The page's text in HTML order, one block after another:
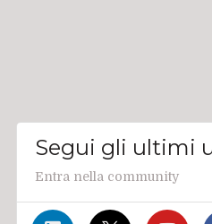
Segui gli ultimi
Entra nella community